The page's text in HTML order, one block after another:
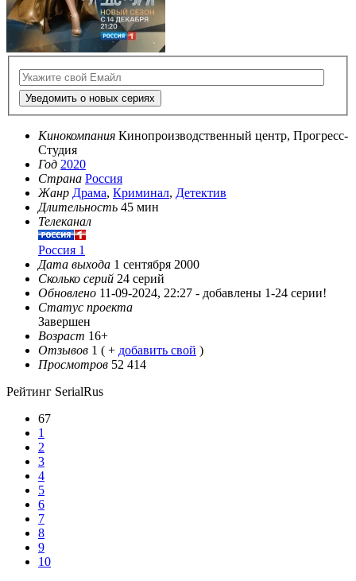
Уведомить о новых сериях
Кинокомпания Кинопроизводственный центр, Прогресс-
Студия
Год 2020
Страна Россия
Жанр Драма, Криминал, Детектив
Длительность 45 мин
Телеканал
Россия 1
Дата выхода 1 сентября 2000
Сколько серий 24 серий
Обновлено 11-09-2024, 22:27 - добавлены 1-24 серии!
Статус проекта
Завершен
Возраст 16+
Отзывов 1 ( + добавить свой )
Просмотров 52 414
Рейтинг SerialRus
67
1
2
3
4
5
6
7
8
9
10